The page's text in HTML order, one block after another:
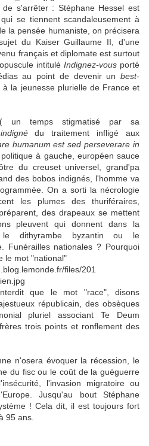
s'arrêter : Stéphane Hessel est
se tiennent scandaleusement à
la pensée humaniste, on précisera
du Kaiser Guillaume II, d'une
français et diplomate est surtout
intitulé Indignez-vousporté
au point de devenir un best-
à la jeunesse plurielle de France et
( un temps stigmatisé par sa
indignédu traitement infligé aux
humanum est sed perseverare in
à gauche, européen sauce
du creuset universel, grand'pa
des bobos indignés, l'homme va
On a sorti la nécrologie
les plumes des thuriféraires,
des drapeaux se mettent
pleuvent qui donnent dans la
le dithyrambe byzantin ou le
Funérailles nationales ? Pourquoi
le mot "national"
que le mot "race", disons
républicain, des obsèques
pluriel associant Te Deum
trois points et ronflement des
n'osera évoquer la récession, le
du fisc ou le coût de la guéguerre
l'invasion migratoire ou
Jusqu'au bout Stéphane
! Cela dit, il est toujours fort
95 ans.